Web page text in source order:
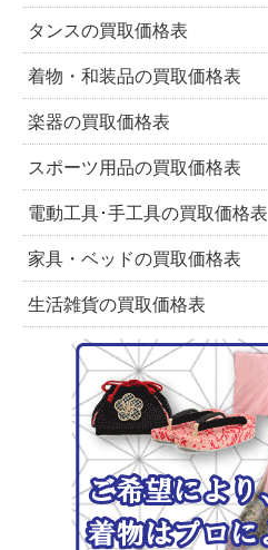
タンスの買取価格表
着物・和装品の買取価格表
楽器の買取価格表
スポーツ用品の買取価格表
電動工具･手工具の買取価格表
家具・ベッドの買取価格表
生活雑貨の買取価格表